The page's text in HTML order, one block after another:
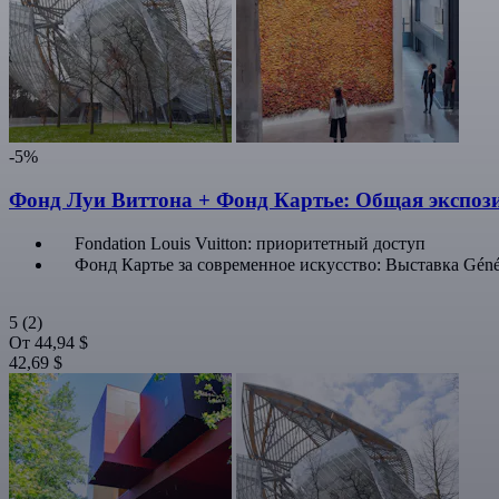
-5%
Фонд Луи Виттона + Фонд Картье: Общая
Fondation Louis Vuitton: приоритетный доступ
Фонд Картье за современное искусство: Выставка
5 (2)
От 44,94 $
42,69 $